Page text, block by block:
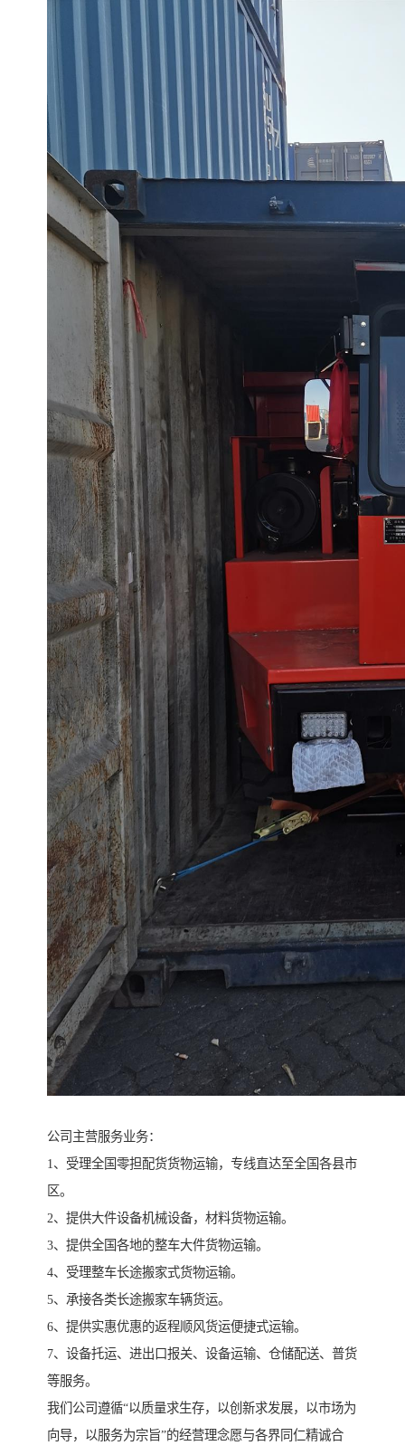
公司主营服务业务：
1、受理全国零担配货货物运输，专线直达至全国各县市
区。
2、提供大件设备机械设备，材料货物运输。
3、提供全国各地的整车大件货物运输。
4、受理整车长途搬家式货物运输。
5、承接各类长途搬家车辆货运。
6、提供实惠优惠的返程顺风货运便捷式运输。
7、设备托运、进出口报关、设备运输、仓储配送、普货
等服务。
我们公司遵循“以质量求生存，以创新求发展，以市场为
向导，以服务为宗旨”的经营理念愿与各界同仁精诚合